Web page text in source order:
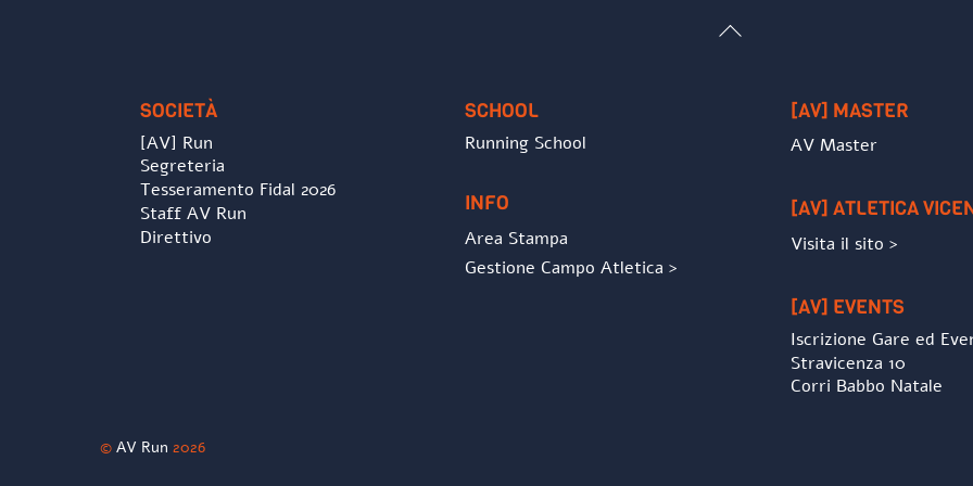
Back
SOCIETÀ
[AV] Run
Segreteria
Tesseramento Fidal 2026
Staff AV Run
Direttivo
SCHOOL
Running School
INFO
Area Stampa
Gestione Campo Atletica >
[AV] MASTER
AV Master
[AV] ATLETICA
Visita il sito >
[AV] EVENTS
Iscrizione Gare ed
Stravicenza 10
Corri Babbo Natale
© AV Run 2026